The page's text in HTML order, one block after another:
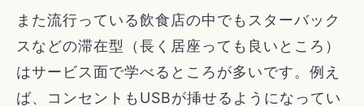
また流行っている飲食店の中でもスターバック
スなどの滞在型（長く居座っても良いところ）
はサービス面で学べるところが多いです。例え
ば、コンセントもUSBが挿せるようになってい